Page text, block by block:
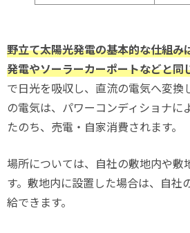
野立て太陽光発電の基本的な仕組み
発電やソーラーカーポートなどと同
で日光を吸収し、直流の電気へ変換
の電気は、パワーコンディショナに
たのち、売電・自家消費されます。
場所については、自社の敷地内や敷
す。敷地内に設置した場合は、自社
給できます。